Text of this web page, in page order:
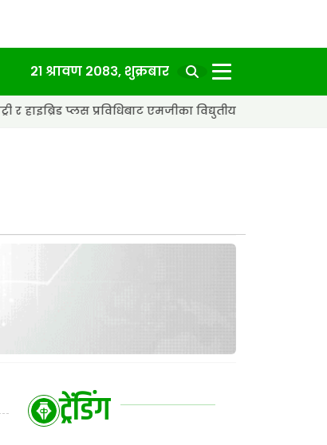
२१ श्रावण २०८३, शुक्रबार
प्रविधिबाट एमजीका विद्युतीय कार अझ छिटा र स्मार्ट बन्दै
ट्रेंडिंग